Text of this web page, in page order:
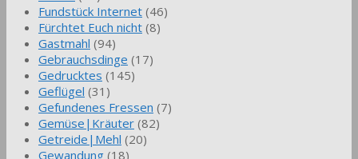
Fundstück Internet (46)
Fürchtet Euch nicht (8)
Gastmahl (94)
Gebrauchsdinge (17)
Gedrucktes (145)
Geflügel (31)
Gefundenes Fressen (7)
Gemüse|Kräuter (82)
Getreide|Mehl (20)
Gewandung (18)